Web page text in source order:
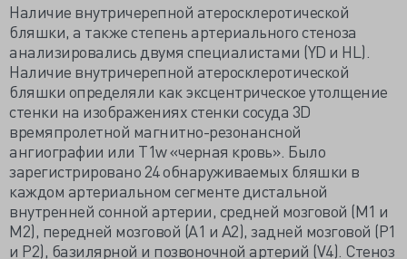
Наличие внутричерепной атеросклеротической
бляшки, а также степень артериального стеноза
анализировались двумя специалистами (YD и HL).
Наличие внутричерепной атеросклеротической
бляшки определяли как эксцентрическое утолщение
стенки на изображениях стенки сосуда 3D
времяпролетной магнитно-резонансной
ангиографии или T1w «черная кровь». Было
зарегистрировано 24 обнаруживаемых бляшки в
каждом артериальном сегменте дистальной
внутренней сонной артерии, средней мозговой (M1 и
M2), передней мозговой (A1 и A2), задней мозговой (P1
и P2), базилярной и позвоночной артерий (V4). Стеноз